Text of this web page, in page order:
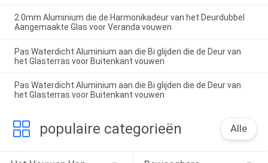
2.0mm Aluminium die de Harmonikadeur van het Deurdubbel
Aangemaakte Glas voor Veranda vouwen
Pas Waterdicht Aluminium aan die Bi glijden die de Deur van
het Glasterras voor Buitenkant vouwen
Pas Waterdicht Aluminium aan die Bi glijden die de Deur van
het Glasterras voor Buitenkant vouwen
populaire categorieën Alle